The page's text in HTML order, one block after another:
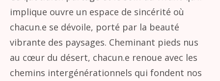
implique ouvre un espace de sincérité où
chacun.e se dévoile, porté par la beauté
vibrante des paysages. Cheminant pieds nus
au cœur du désert, chacun.e renoue avec les
chemins intergénérationnels qui fondent nos